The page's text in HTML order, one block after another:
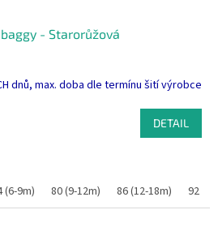
- Starorůžová
dnů, max. doba dle termínu šití výrobce
DETAIL
(6-9m) 80 (9-12m) 86 (12-18m) 92